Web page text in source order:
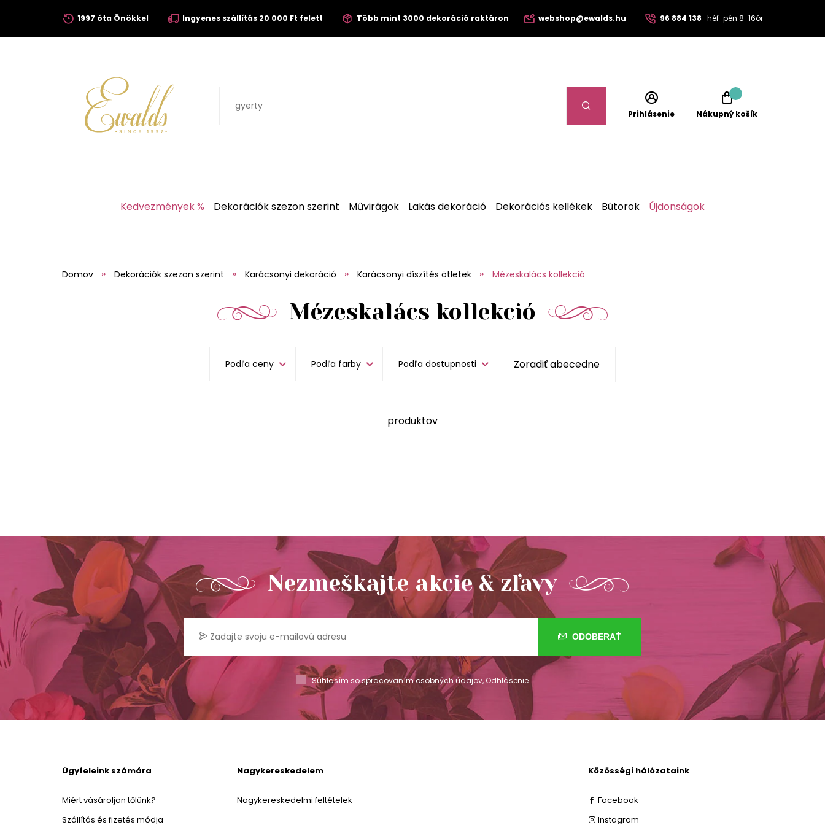
1997 óta Önökkel Ingyenes szállítás 20 000 Ft felett Több mint 3000 dekoráció raktáron webshop@ewalds.hu 96 884 138 héf-pén 8-16ór
Prihlásenie Nákupný košík
Kedvezmények % Dekorációk szezon szerint Művirágok Lakás dekoráció Dekorációs kellékek Bútorok Újdonságok
Domov Dekorációk szezon szerint Karácsonyi dekoráció Karácsonyi díszítés ötletek Mézeskalács kollekció
Mézeskalács kollekció
Podľa ceny Podľa farby Podľa dostupnosti
produktov
Nezmeškajte akcie & zľavy
ODOBERAŤ
Súhlasím so spracovanímosobných údajov,Odhlásenie
Ügyfeleink számára
Miért vásároljon tőlünk?
Szállítás és fizetés módja
Nagykereskedelem
Nagykereskedelmi feltételek
Közösségi hálózataink
Facebook
Instagram